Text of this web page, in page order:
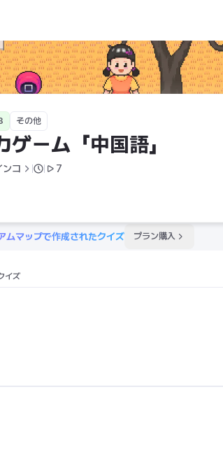
その他
ゲーム「中国語」
ンコ 7
ムマップで作成されたクイズ プラン購入
イズ